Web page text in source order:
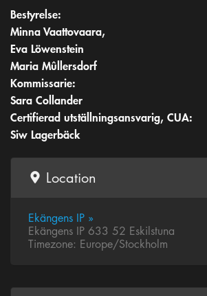
Bestyrelse:
Minna Vaattovaara,
Eva Löwenstein
Maria Mûllersdorf
Kommissarie:
Sara Collander
Certifierad utställningsansvarig, CUA:
Siw Lagerbäck
Location
Ekängens IP »
Ekängens IP 633 52 Eskilstuna
Timezone: Europe/Stockholm